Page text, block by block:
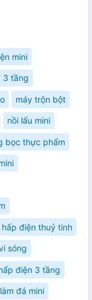
mini
3 tầng
máy trộn bột
nồi lẩu mini
bọc thực phẩm
hấp điện thuỷ tinh
sóng
điện 3 tầng
đá mini